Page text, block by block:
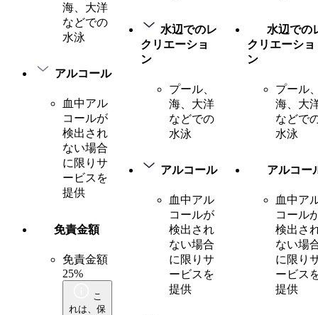
海、大洋
などでの
水泳
アルコール
血中アル
コールが
検出され
ない場合
に限りサ
ービスを
提供
免責金額
免責金額
25%
こ
れは、保
水辺でのレ
クリエーショ
ン
プール、
海、大洋
などでの
水泳
アルコール
血中アル
コールが
検出され
ない場合
に限りサ
ービスを
提供
水辺での
クリエーショ
ン
プール
海、大
などで
水泳
アルコー
血中ア
コール
検出さ
ない場
に限り
ービス
提供